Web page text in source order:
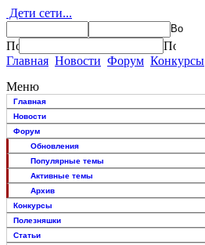
Дети сети...
Главная Новости Форум Конкурсы
Меню
Главная
Новости
Форум
Обновления
Популярные темы
Активные темы
Архив
Конкурсы
Полезняшки
Статьи